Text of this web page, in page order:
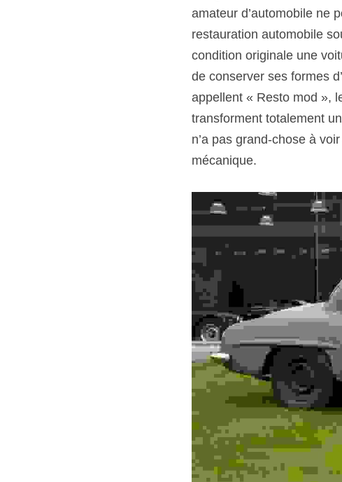
amateur d’automobile ne
restauration automobile
condition originale une
de conserver ses formes
appellent « Resto mod »,
transforment totalement
n’a pas grand-chose à
mécanique.